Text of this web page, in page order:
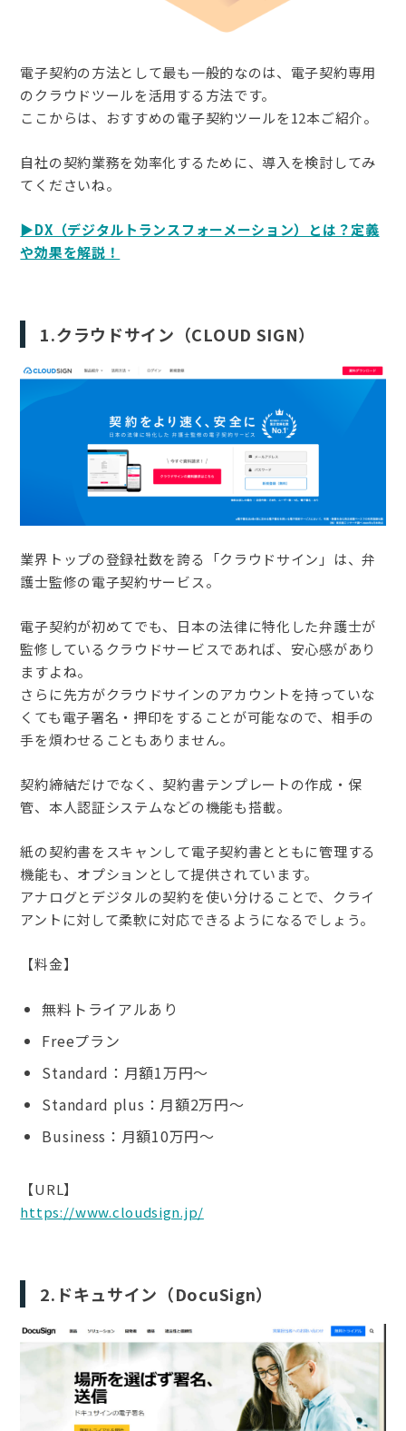
電子契約の方法として最も一般的なのは、電子契約専用
のクラウドツールを活用する方法です。
ここからは、おすすめの電子契約ツールを12本ご紹介。
自社の契約業務を効率化するために、導入を検討してみ
てくださいね。
▶︎DX（デジタルトランスフォーメーション）とは？定義
や効果を解説！
1.クラウドサイン（CLOUD SIGN）
業界トップの登録社数を誇る「クラウドサイン」は、弁
護士監修の電子契約サービス。
電子契約が初めてでも、日本の法律に特化した弁護士が
監修しているクラウドサービスであれば、安心感があり
ますよね。
さらに先方がクラウドサインのアカウントを持っていな
くても電子署名・押印をすることが可能なので、相手の
手を煩わせることもありません。
契約締結だけでなく、契約書テンプレートの作成・保
管、本人認証システムなどの機能も搭載。
紙の契約書をスキャンして電子契約書とともに管理する
機能も、オプションとして提供されています。
アナログとデジタルの契約を使い分けることで、クライ
アントに対して柔軟に対応できるようになるでしょう。
【料金】
無料トライアルあり
Freeプラン
Standard：月額1万円～
Standard plus：月額2万円～
Business：月額10万円～
【URL】
https://www.cloudsign.jp/
2.ドキュサイン（DocuSign）